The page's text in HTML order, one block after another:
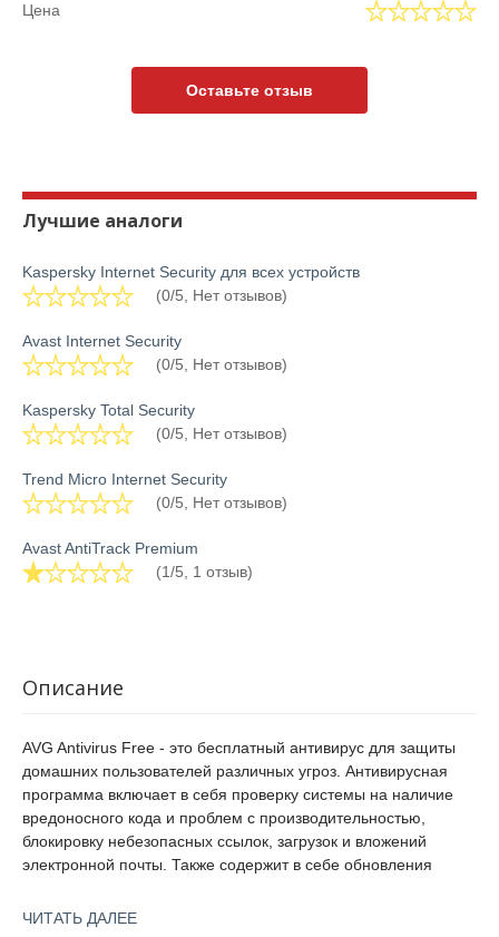
Цена
Оставьте отзыв
Лучшие аналоги
Kaspersky Internet Security для всех устройств
(0/5, Нет отзывов)
Avast Internet Security
(0/5, Нет отзывов)
Kaspersky Total Security
(0/5, Нет отзывов)
Trend Micro Internet Security
(0/5, Нет отзывов)
Avast AntiTrack Premium
(1/5, 1 отзыв)
Описание
AVG Antivirus Free - это бесплатный антивирус для защиты
домашних пользователей различных угроз. Антивирусная
программа включает в себя проверку системы на наличие
вредоносного кода и проблем с производительностью,
блокировку небезопасных ссылок, загрузок и вложений
электронной почты. Также содержит в себе обновления
подозрительных загрузок на ПК. Продукт обеспечивает
ЧИТАТЬ ДАЛЕЕ